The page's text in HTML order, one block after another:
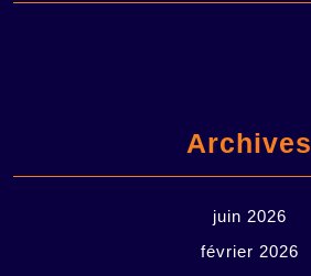
Archives
juin 2026
février 2026